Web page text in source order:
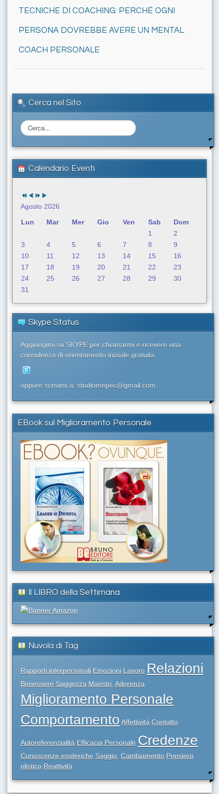
TECNICHE DI COACHING: PERCHÉ OGNI
PERSONA DOVREBBE AVERE UN MENTAL
COACH PERSONALE
Cerca nel Sito
C
e
r
a
.
.
Calendario Eventi
Agosto 2026
Lun
Mar Mer Gio Ven Sab
Dom
1
2
3
4 5 6 7 8
9
10
11 12 13 14 15
16
17
18 19 20 21 22
23
24
25 26 27 28 29
30
31
Skype Status
Aggiungimi su SKYPE per chiamarmi e ricevere una
consulenza di orientamento iniziale gratuita.
oppure scrivimi a: studiomepec@gmail.com
EBook sul Miglioramento Personale
Il LIBRO della Settimana
Nuvola di Tag
Rapporti interpersonali Emozioni Lavoro Relazioni
Benessere Saggezza Maestri, Aderenza
Miglioramento Personale
Comportamento Affettività Contatto
Autoreferenzialità Efficacia Personale Credenze
Conoscenze esoteriche Saggio, Cambiamento Pensiero
olistico Reattività